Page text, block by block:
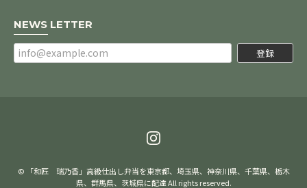
NEWS LETTER
登録
© 「和匠 瑞乃香」高級仕出し弁当を東京都、埼玉県、神奈川県、千葉県、栃木
県、群馬県、茨城県に配達 All rights reserved.